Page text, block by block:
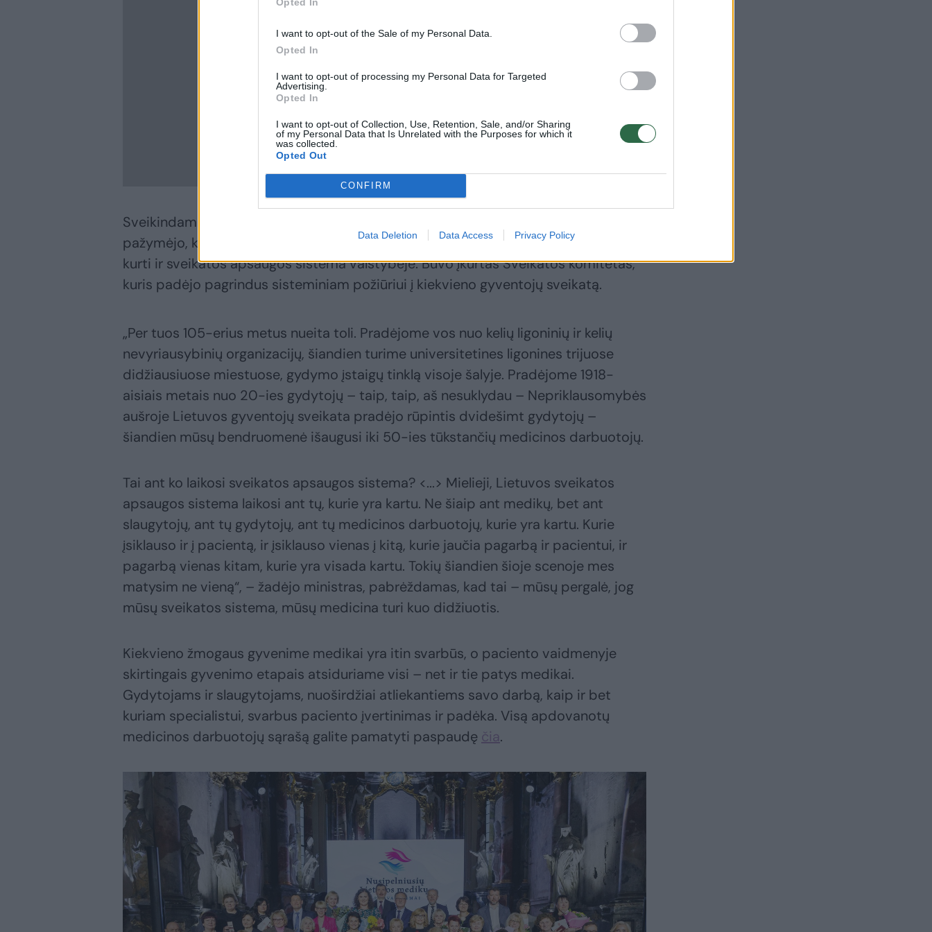
I want to opt-out of the Sale of my Personal Data.
Opted In
I want to opt-out of processing my Personal Data for Targeted
Advertising.
Opted In
I want to opt-out of Collection, Use, Retention, Sale, and/or Sharing
of my Personal Data that Is Unrelated with the Purposes for which it
was collected.
Opted Out
CONFIRM
Data Deletion Data Access Privacy Policy
Sveikindamas vakaro svečius, sveikatos apsaugos ministras Arūnas Dulkys
pažymėjo, kad šiemet šventė dviguba: prieš 105-erius metus Lietuvoje pradėta
kurti ir sveikatos apsaugos sistema valstybėje. Buvo įkurtas Sveikatos komitetas,
kuris padėjo pagrindus sisteminiam požiūriui į kiekvieno gyventojų sveikatą.
„Per tuos 105-erius metus nueita toli. Pradėjome vos nuo kelių ligoninių ir kelių
nevyriausybinių organizacijų, šiandien turime universitetines ligonines trijuose
didžiausiuose miestuose, gydymo įstaigų tinklą visoje šalyje. Pradėjome 1918-
aisiais metais nuo 20-ies gydytojų – taip, taip, aš nesuklydau – Nepriklausomybės
aušroje Lietuvos gyventojų sveikata pradėjo rūpintis dvidešimt gydytojų –
šiandien mūsų bendruomenė išaugusi iki 50-ies tūkstančių medicinos darbuotojų.
Tai ant ko laikosi sveikatos apsaugos sistema? <...> Mielieji, Lietuvos sveikatos
apsaugos sistema laikosi ant tų, kurie yra kartu. Ne šiaip ant medikų, bet ant
slaugytojų, ant tų gydytojų, ant tų medicinos darbuotojų, kurie yra kartu. Kurie
įsiklauso ir į pacientą, ir įsiklauso vienas į kitą, kurie jaučia pagarbą ir pacientui, ir
pagarbą vienas kitam, kurie yra visada kartu. Tokių šiandien šioje scenoje mes
matysim ne vieną“, – žadėjo ministras, pabrėždamas, kad tai – mūsų pergalė, jog
mūsų sveikatos sistema, mūsų medicina turi kuo didžiuotis.
Kiekvieno žmogaus gyvenime medikai yra itin svarbūs, o paciento vaidmenyje
skirtingais gyvenimo etapais atsiduriame visi – net ir tie patys medikai.
Gydytojams ir slaugytojams, nuoširdžiai atliekantiems savo darbą, kaip ir bet
kuriam specialistui, svarbus paciento įvertinimas ir padėka. Visą apdovanotų
medicinos darbuotojų sąrašą galite pamatyti paspaudę čia.